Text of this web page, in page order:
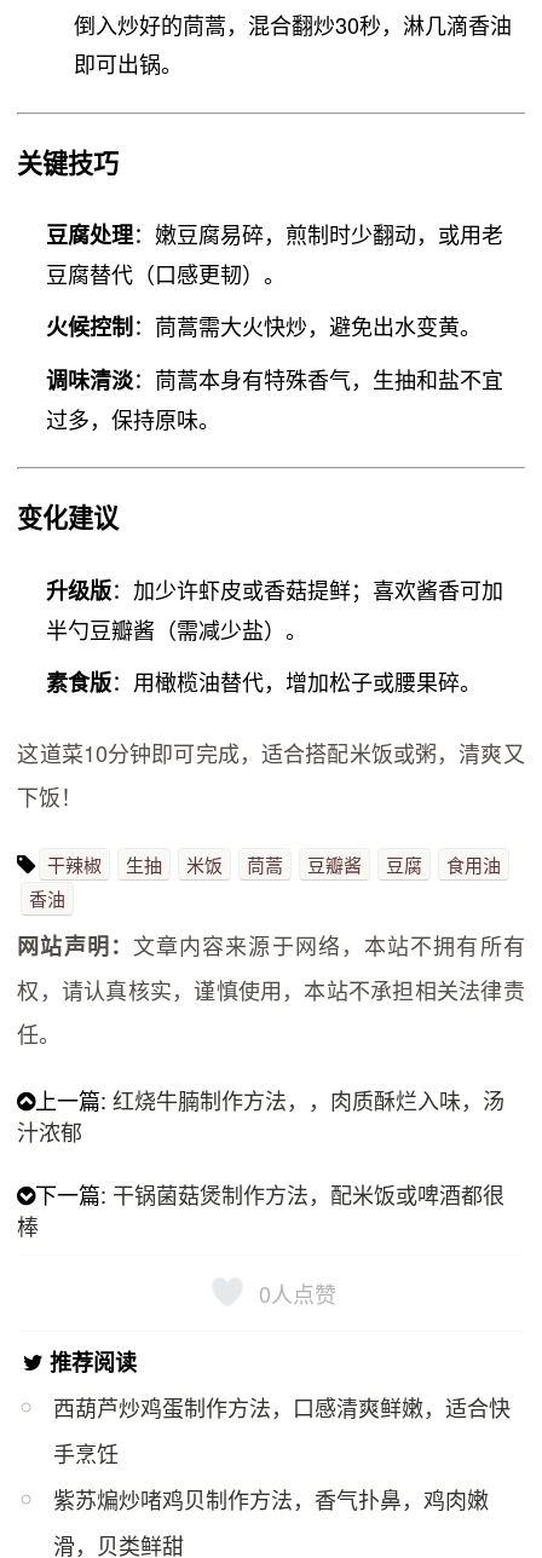
倒入炒好的茼蒿，混合翻炒30秒，淋几滴香油
即可出锅。
关键技巧
豆腐处理：嫩豆腐易碎，煎制时少翻动，或用老
豆腐替代（口感更韧）。
火候控制：茼蒿需大火快炒，避免出水变黄。
调味清淡：茼蒿本身有特殊香气，生抽和盐不宜
过多，保持原味。
变化建议
升级版：加少许虾皮或香菇提鲜；喜欢酱香可加
半勺豆瓣酱（需减少盐）。
素食版：用橄榄油替代，增加松子或腰果碎。
这道菜10分钟即可完成，适合搭配米饭或粥，清爽又
下饭！
干辣椒 生抽 米饭 茼蒿 豆瓣酱 豆腐
食用油
香油
网站声明： 文章内容来源于网络，本站不拥有所有
权，请认真核实，谨慎使用，本站不承担相关法律责
任。
上一篇:红烧牛腩制作方法，，肉质酥烂入味，汤
汁浓郁
下一篇: 干锅菌菇煲制作方法，配米饭或啤酒都很
棒
0人点赞
推荐阅读
西葫芦炒鸡蛋制作方法，口感清爽鲜嫩，适合快
手烹饪
紫苏煸炒啫鸡贝制作方法，香气扑鼻，鸡肉嫩
滑，贝类鲜甜